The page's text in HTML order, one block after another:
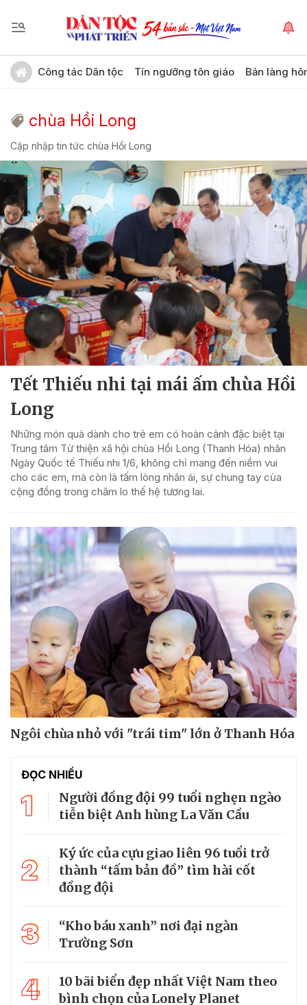
Công tác Dân tộc Tín ngưỡng tôn giáo Bản làng
chùa Hồi Long
Cập nhập tin tức chùa Hồi Long
Tết Thiếu nhi tại mái ấm chùa Hồi
Long
Những món quà dành cho trẻ em có hoàn cảnh đặc biệt tại
Trung tâm Từ thiện xã hội chùa Hồi Long (Thanh Hóa) nhân
Ngày Quốc tế Thiếu nhi 1/6, không chỉ mang đến niềm vui
cho các em, mà còn là tấm lòng nhân ái, sự chung tay của
cộng đồng trong chăm lo thế hệ tương lai.
Ngôi chùa nhỏ với "trái tim" lớn ở Thanh Hóa
ĐỌC NHIỀU
1
Người đồng đội 99 tuổi nghẹn ngào
tiễn biệt Anh hùng La Văn Cầu
2
Ký ức của cựu giao liên 96 tuổi trở
thành “tấm bản đồ” tìm hài cốt
đồng đội
3
“Kho báu xanh” nơi đại ngàn
Trường Sơn
4
10 bãi biển đẹp nhất Việt Nam theo
bình chọn của Lonely Planet